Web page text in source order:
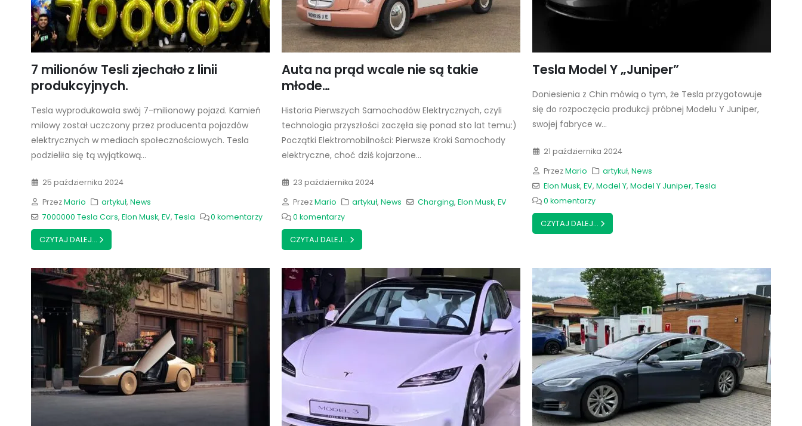
7 milionów Tesli zjechało z linii
produkcyjnych.
Tesla wyprodukowała swój 7-milionowy pojazd. Kamień
milowy został uczczony przez producenta pojazdów
elektrycznych w mediach społecznościowych. Tesla
podzieliła się tą wyjątkową...
25 października 2024
PrzezMario artykuł,News
7000000 Tesla Cars, Elon Musk, EV, Tesla 0 komentarzy
CZYTAJ DALEJ...
Auta na prąd wcale nie są takie
młode…
Historia Pierwszych Samochodów Elektrycznych, czyli
technologia przyszłości zaczęła się ponad sto lat temu:)
Początki Elektromobilności: Pierwsze Kroki Samochody
elektryczne, choć dziś kojarzone...
23 października 2024
PrzezMario artykuł,News Charging, Elon Musk, EV
0 komentarzy
CZYTAJ DALEJ...
Tesla Model Y „Juniper”
Doniesienia z Chin mówią o tym, że Tesla przygotowuje
się do rozpoczęcia produkcji próbnej Modelu Y Juniper,
swojej fabryce w...
21 października 2024
PrzezMario artykuł,News
Elon Musk, EV, Model Y, Model Y Juniper, Tesla
0 komentarzy
CZYTAJ DALEJ...